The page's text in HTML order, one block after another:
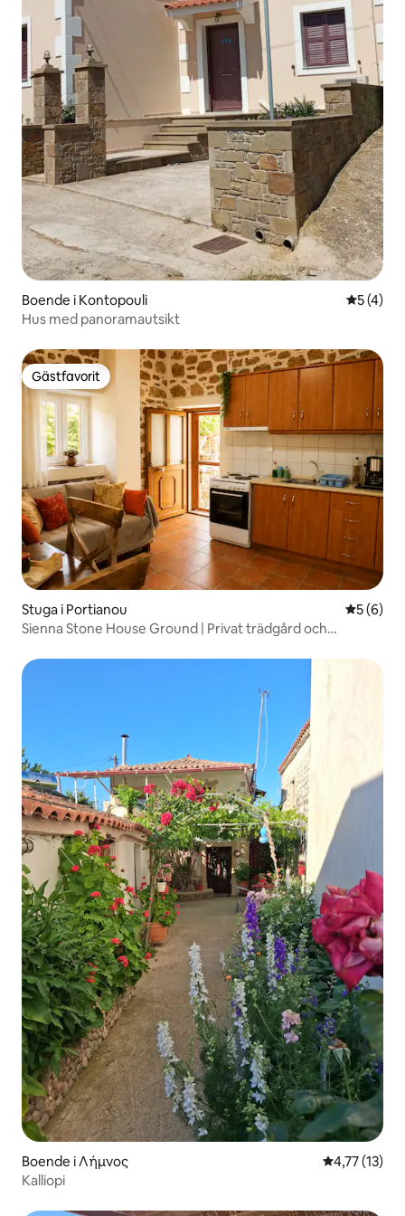
Boende i Kontopouli 5 av 5 i
5 (4)
Hus med panoramautsikt
Gästfavorit
Gästfavorit
Stuga i Portianou 5 av 5 i
5 (6)
Sienna Stone House Ground | Privat trädgård och
Boende i Λήμνος 4,77 av 5 i
4,77 (13)
Kalliopi